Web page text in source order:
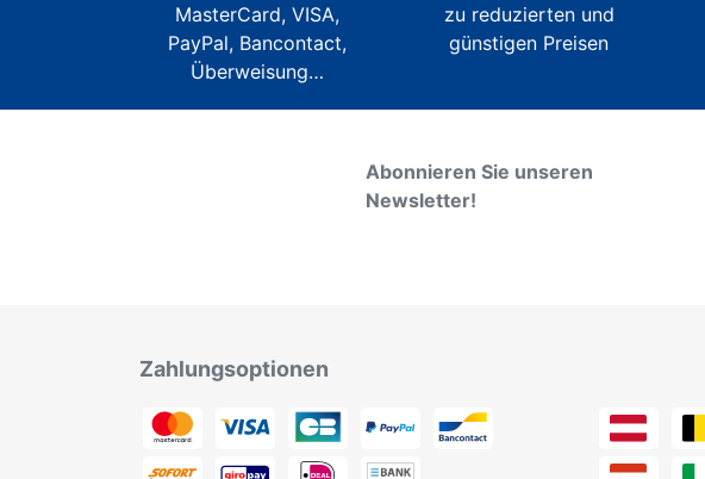
MasterCard, VISA,
PayPal, Bancontact,
Überweisung…
zu reduzierten und
günstigen Preisen
Abonnieren Sie unseren
Newsletter!
Zahlungsoptionen